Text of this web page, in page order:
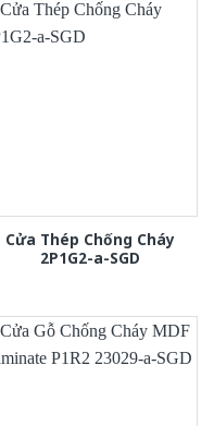
Cửa Thép Chống Cháy
2P1G2-a-SGD